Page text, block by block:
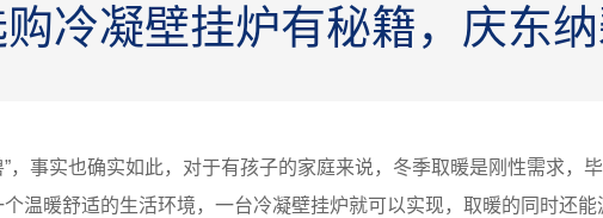
冷凝壁挂炉有秘籍，庆东
，事实也确实如此，对于有孩子的家庭来说，冬季取暖是刚性需求，
温暖舒适的生活环境，一台冷凝壁挂炉就可以实现，取暖的同时还